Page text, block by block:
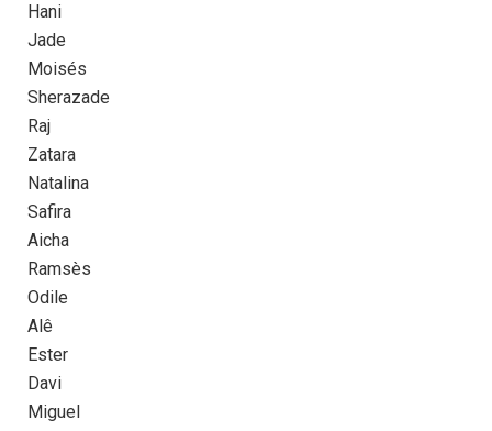
Hani
Jade
Moisés
Sherazade
Raj
Zatara
Natalina
Safira
Aicha
Ramsès
Odile
Alê
Ester
Davi
Miguel